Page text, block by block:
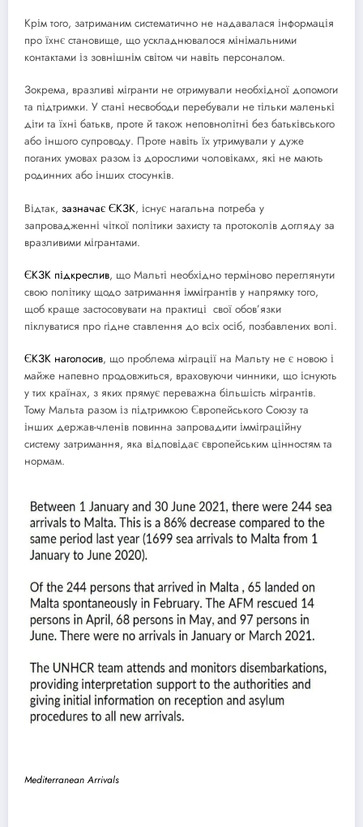
Крім того, затриманим систематично не надавалася інформація
про їхнє становище, що ускладнювалося мінімальними
контактами із зовнішнім світом чи навіть персоналом.
Зокрема, вразливі мігранти не отримували необхідної допомоги
та підтримки. У стані несвободи перебували не тільки маленькі
діти та їхні батькв, проте й також неповнолітні без батьківського
або іншого супроводу. Проте навіть їх утримували у дуже
поганих умовах разом із дорослими чоловікамх, які не мають
родинних або інших стосунків.
Відтак, зазначає ЄКЗК, існує нагальна потреба у
запровадженні чіткої політики захисту та протоколів догляду за
вразливими мігрантами.
ЄКЗК підкреслив, що Мальті необхідно терміново переглянути
свою політику щодо затримання іммігрантів у напрямку того,
щоб краще застосовувати на практиці свої обов’язки
піклуватися про гідне ставлення до всіх осіб, позбавлених волі.
ЄКЗК наголосив, що проблема міграції на Мальту не є новою і
майже напевно продовжиться, враховуючи чинники, що існують
у тих країнах, з яких прямує переважна більшість мігрантів.
Тому Мальта разом із підтримкою Європейського Союзу та
інших держав-членів повинна запровадити імміграційну
систему затримання, яка відповідає європейським цінностям та
нормам.
Mediterranean Arrivals